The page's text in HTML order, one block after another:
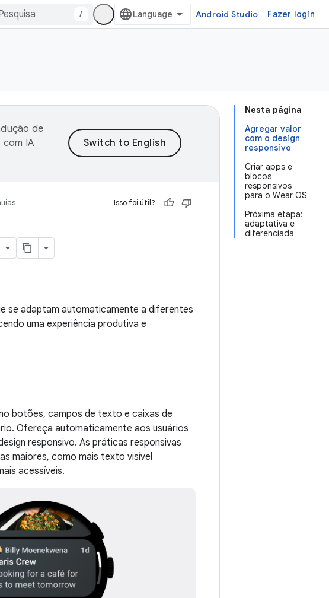
/ Android Studio Fazer login
Nesta página
Agregar valor
com o design
responsivo
Criar apps e
blocos
responsivos
para o Wear OS
Próxima etapa:
adaptativa e
diferenciada
de
IA
Isso foi útil?
se adaptam automaticamente a diferentes
uma experiência produtiva e
botões, campos de texto e caixas de
Ofereça automaticamente aos usuários
responsivo. As práticas responsivas
maiores, como mais texto visível
acessíveis.